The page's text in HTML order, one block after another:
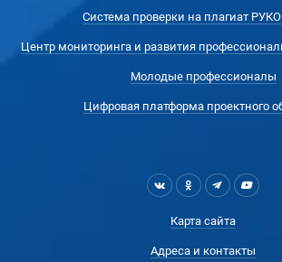
Система проверки на плагиат
Центр мониторинга и развития
Молодые профессионалы
Цифровая платформа проектного
Карта сайта
Адреса и контакты